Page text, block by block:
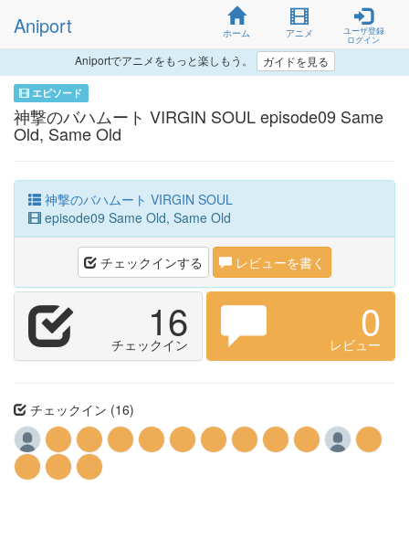
Aniport ホーム アニメ
ユーザ登録
ログイン
Aniportでアニメをもっと楽しもう。 ガイドを見る
エピソード
神撃のバハムート VIRGIN SOUL episode09 Same
Old, Same Old
神撃のバハムート VIRGIN SOUL
episode09 Same Old, Same Old
チェックインする レビューを書く
16
チェックイン 0
レビュー
チェックイン (16)